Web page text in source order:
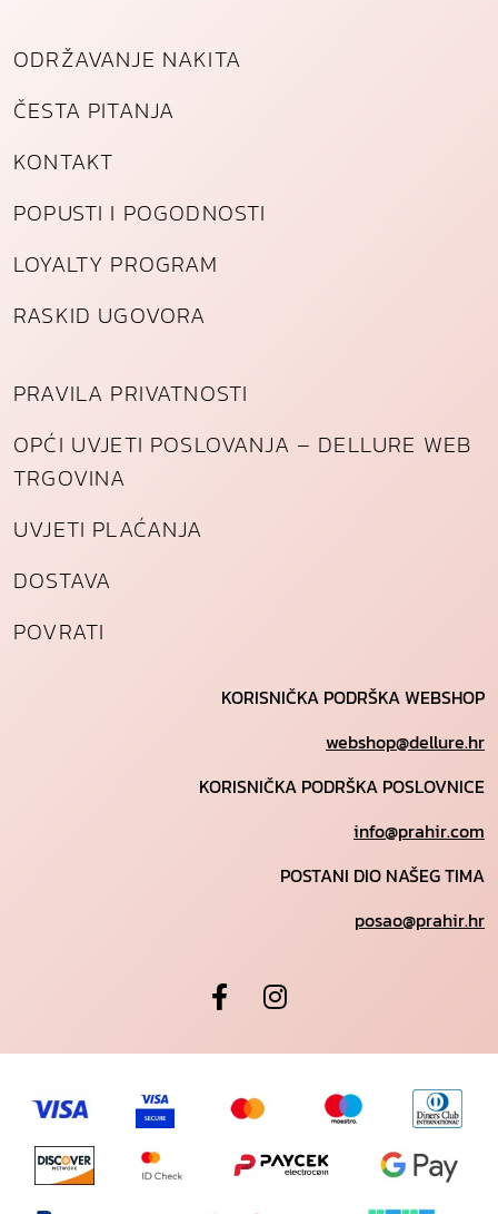
ODRŽAVANJE NAKITA
ČESTA PITANJA
KONTAKT
POPUSTI I POGODNOSTI
LOYALTY PROGRAM
RASKID UGOVORA
PRAVILA PRIVATNOSTI
OPĆI UVJETI POSLOVANJA – DELLURE WEB
TRGOVINA
UVJETI PLAĆANJA
DOSTAVA
POVRATI
KORISNIČKA PODRŠKA WEBSHOP
webshop@dellure.hr
KORISNIČKA PODRŠKA POSLOVNICE
info@prahir.com
POSTANI DIO NAŠEG TIMA
posao@prahir.hr